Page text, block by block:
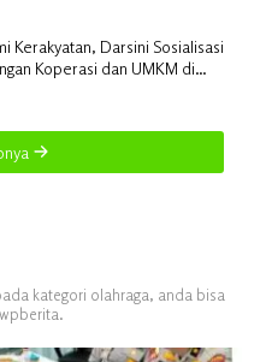
Kerakyatan, Darsini Sosialisasi
Koperasi dan UMKM di
kategori olahraga, anda bisa